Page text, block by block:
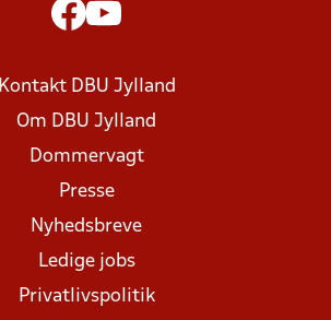
Kontakt DBU Jylland
Om DBU Jylland
Dommervagt
Presse
Nyhedsbreve
Ledige jobs
Privatlivspolitik